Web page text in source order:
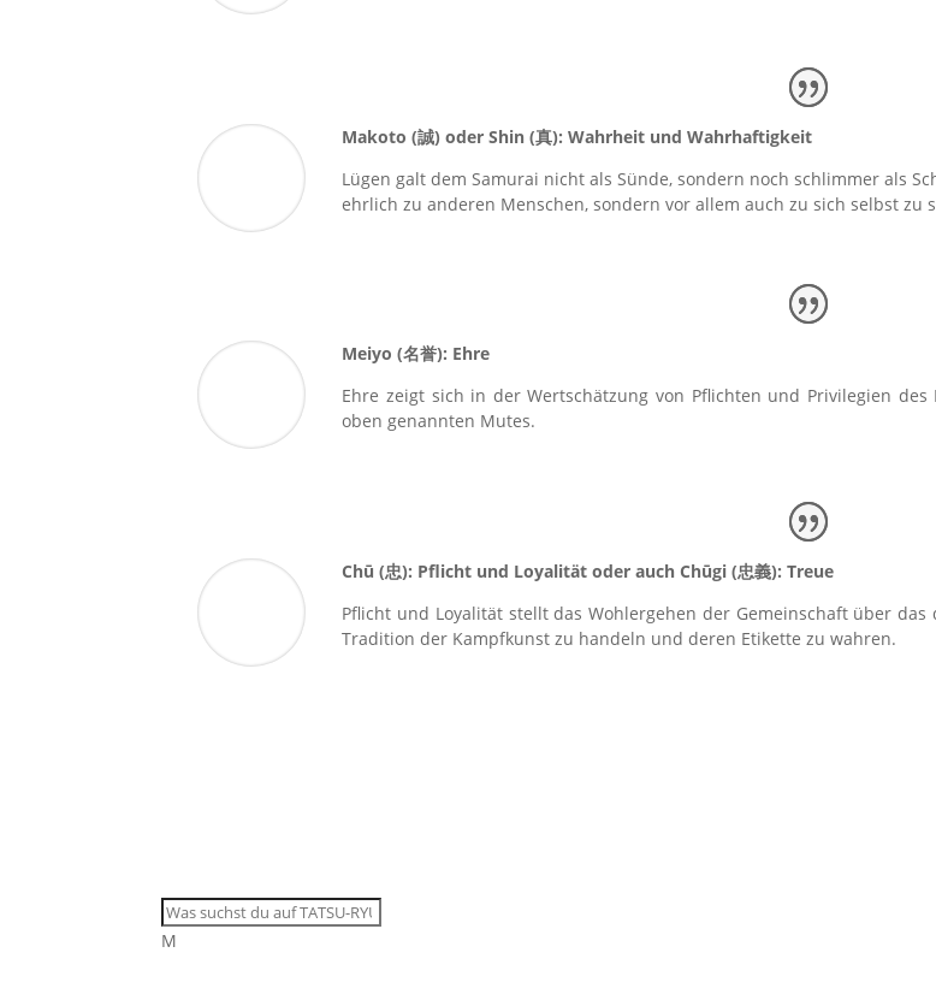
Makoto (誠) oder Shin (真): Wahrheit und Wahrhaftigkeit
Lügen galt dem Samurai nicht als Sünde, sondern noch schlimmer als
ehrlich zu anderen Menschen, sondern vor allem auch zu sich selbst zu
Meiyo (名誉): Ehre
Ehre zeigt sich in der Wertschätzung von Pflichten und Privilegien
oben genannten Mutes.
Chū (忠): Pflicht und Loyalität oder auch Chūgi (忠義): Treue
Pflicht und Loyalität stellt das Wohlergehen der Gemeinschaft über
Tradition der Kampfkunst zu handeln und deren Etikette zu wahren.
M